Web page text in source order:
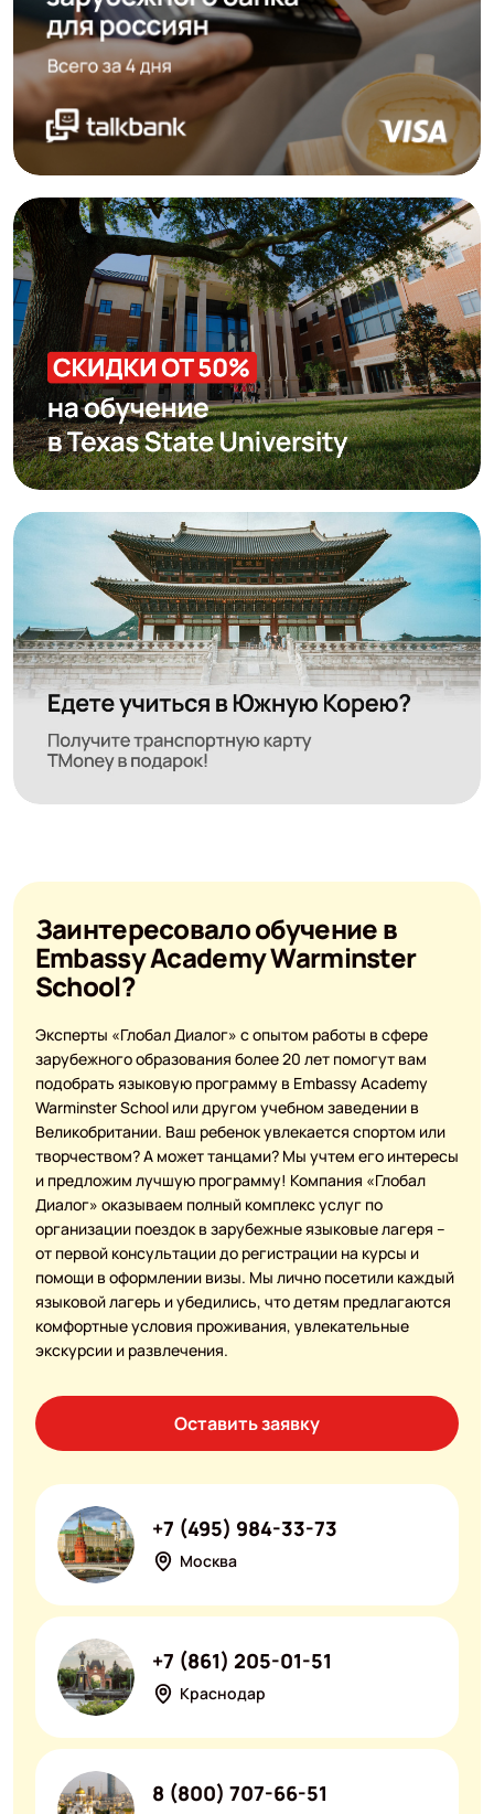
Заинтересовало обучение в
Embassy Academy Warminster
School?
Эксперты «Глобал Диалог» с опытом работы в сфере
зарубежного образования более 20 лет помогут вам
подобрать языковую программу в Embassy Academy
Warminster School или другом учебном заведении в
Великобритании. Ваш ребенок увлекается спортом или
творчеством? А может танцами? Мы учтем его интересы
и предложим лучшую программу! Компания «Глобал
Диалог» оказываем полный комплекс услуг по
организации поездок в зарубежные языковые лагеря –
от первой консультации до регистрации на курсы и
помощи в оформлении визы. Мы лично посетили каждый
языковой лагерь и убедились, что детям предлагаются
комфортные условия проживания, увлекательные
экскурсии и развлечения.
Оставить заявку
Москва
+7 (495) 984-33-73
Краснодар
+7 (861) 205-01-51
8 (800) 707-66-51